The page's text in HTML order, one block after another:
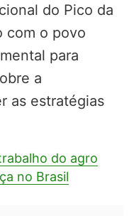
do Pico da
com o povo
para
a
as estratégias
do agro
no Brasil